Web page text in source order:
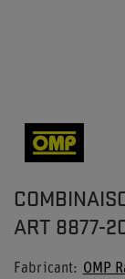
ART 8877-
Fabricant
OMP